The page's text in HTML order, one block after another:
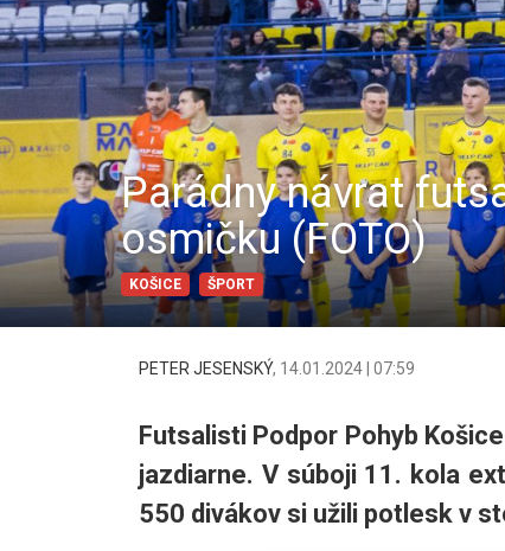
Parádny návrat
osmičku (FOTO)
KOŠICE ŠPORT
PETER JESENSKÝ, 14.01.2024 | 07:59
Futsalisti Podpor Pohyb
jazdiarne. V súboji 11. kola
550 divákov si užili potlesk v